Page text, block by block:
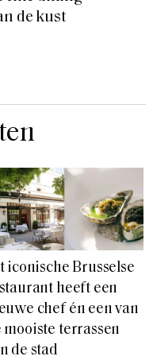
de kust
iconische Brusselse
heeft een
chef én een van
mooiste terrassen
de stad